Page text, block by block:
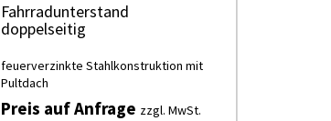
Fahrradunterstand
doppelseitig
feuerverzinkte Stahlkonstruktion mit
Pultdach
Preis auf Anfrage zzgl. MwSt.